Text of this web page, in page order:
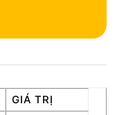
GIÁ TRỊ